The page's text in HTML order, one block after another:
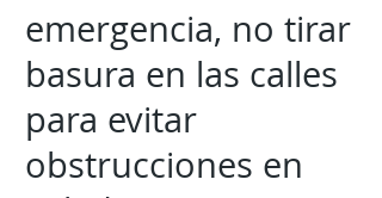
emergencia, no tirar
basura en las calles
para evitar
obstrucciones en